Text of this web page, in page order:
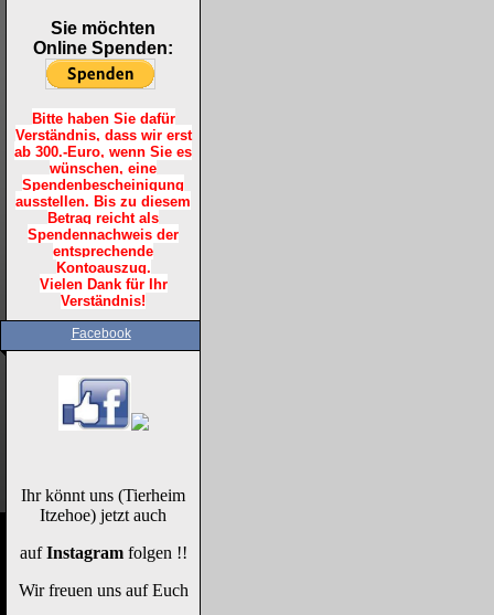
Sie möchten
Online Spenden:
Bitte haben Sie dafür
Verständnis, dass wir erst
ab 300.-Euro, wenn Sie es
wünschen, eine
Spendenbescheinigung
ausstellen. Bis zu diesem
Betrag reicht als
Spendennachweis der
entsprechende
Kontoauszug.
Vielen Dank für Ihr
Verständnis!
Facebook
Ihr könnt uns (Tierheim
Itzehoe) jetzt auch
aufInstagramfolgen !!
Wir freuen uns auf Euch